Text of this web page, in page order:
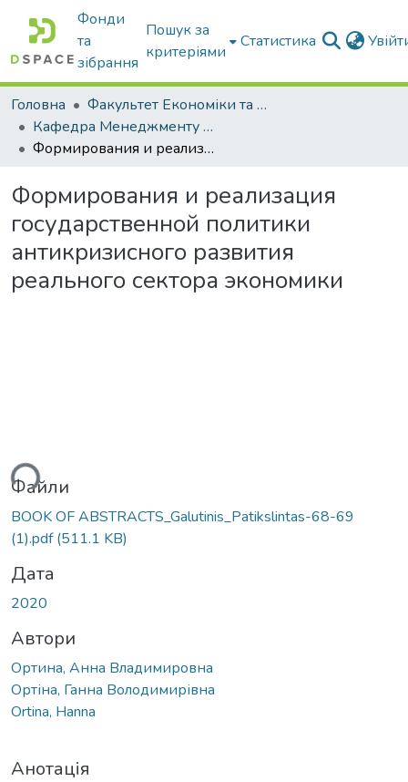
Фонди
та
зібрання
Пошук за
критеріями
Статистика
Головна
Факультет Економіки та бізнесу
Кафедра Менеджменту та публічного адміністрування
Формирования и реализация государственной политики антикризисного развития реального сектора экономики
Формирования и реализация
государственной политики
антикризисного развития
реального сектора экономики
Файли
BOOK OF ABSTRACTS_Galutinis_Patikslintas-68-69
(1).pdf(511.1 KB)
Дата
2020
Автори
Ортина, Анна Владимировна
Ортіна, Ганна Володимирівна
Ortina, Hanna
Анотація